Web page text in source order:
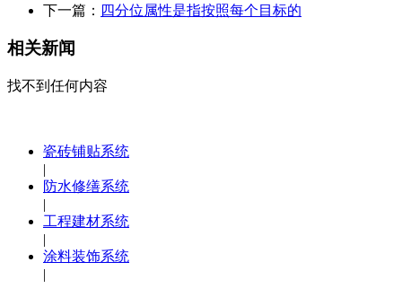
下一篇： 四分位属性是指按照每个目标的
相关新闻
找不到任何内容
瓷砖铺贴系统
|
防水修缮系统
|
工程建材系统
|
涂料装饰系统
|